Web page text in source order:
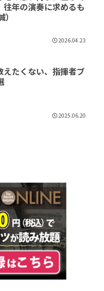
往年の演奏に求めるも
2026.04.23
えたくない、指揮者ブ
2025.06.20